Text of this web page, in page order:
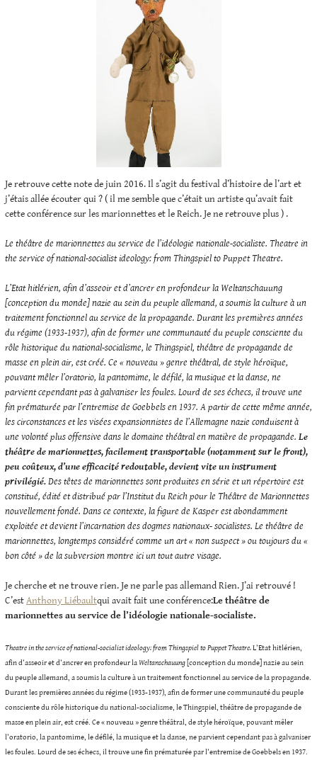
Je retrouve cette note de juin 2016. Il s’agit du festival d’histoire de l’art et
j’étais allée écouter qui ? ( il me semble que c’était un artiste qu’avait fait
cette conférence sur les marionnettes et le Reich. Je ne retrouve plus ) .
Le théâtre de marionnettes au service de l’idéologie nationale-socialiste. Theatre in
the service of national-socialist ideology: from Thingspiel to Puppet Theatre.
L’Etat hitlérien, afin d’asseoir et d’ancrer en profondeur la Weltanschauung
[conception du monde] nazie au sein du peuple allemand, a soumis la culture à un
traitement fonctionnel au service de la propagande. Durant les premières années
du régime (1933-1937), afin de former une communauté du peuple consciente du
rôle historique du national-socialisme, le Thingspiel, théâtre de propagande de
masse en plein air, est créé. Ce « nouveau » genre théâtral, de style héroïque,
pouvant mêler l’oratorio, la pantomime, le défilé, la musique et la danse, ne
parvient cependant pas à galvaniser les foules. Lourd de ses échecs, il trouve une
fin prématurée par l’entremise de Goebbels en 1937. A partir de cette même année,
les circonstances et les visées expansionnistes de l’Allemagne nazie conduisent à
une volonté plus offensive dans le domaine théâtral en matière de propagande. Le
théâtre de marionnettes, facilement transportable (notamment sur le front),
peu coûteux, d’une efficacité redoutable, devient vite un instrument
privilégié.Des têtes de marionnettes sont produites en série et un répertoire est
constitué, édité et distribué par l’Institut du Reich pour le Théâtre de Marionnettes
nouvellement fondé. Dans ce contexte, la figure de Kasper est abondamment
exploitée et devient l’incarnation des dogmes nationaux- socialistes. Le théâtre de
marionnettes, longtemps considéré comme un art « non suspect » ou toujours du «
bon côté » de la subversion montre ici un tout autre visage.
Je cherche et ne trouve rien. Je ne parle pas allemand Rien. J’ai retrouvé !
C’estAnthony Liébaultqui avait fait une conférence:Le théâtre de
marionnettes au service de l’idéologie nationale-socialiste.
Theatre in the service of national-socialist ideology: from Thingspiel to Puppet Theatre.L’Etat hitlérien,
afin d’asseoir et d’ancrer en profondeur la Weltanschauung [conception du monde] nazie au sein
du peuple allemand, a soumis la culture à un traitement fonctionnel au service de la propagande.
Durant les premières années du régime (1933-1937), afin de former une communauté du peuple
consciente du rôle historique du national-socialisme, le Thingspiel, théâtre de propagande de
masse en plein air, est créé. Ce « nouveau » genre théâtral, de style héroïque, pouvant mêler
l’oratorio, la pantomime, le défilé, la musique et la danse, ne parvient cependant pas à galvaniser
les foules. Lourd de ses échecs, il trouve une fin prématurée par l’entremise de Goebbels en 1937.